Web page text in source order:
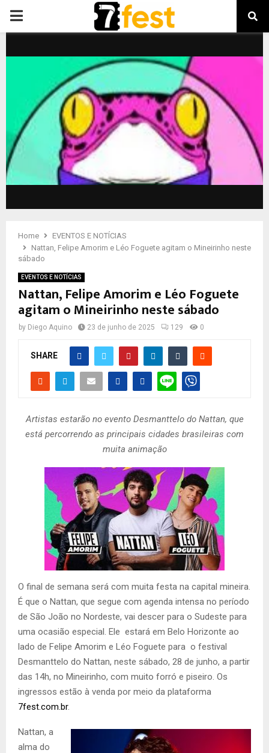
PRIMARY
Home
EVENTOS E NOTÍCIAS
Nattan, Felipe Amorim e Léo Foguete agitam o Mineirinho neste
sábado
EVENTOS E NOTÍCIAS
Nattan, Felipe Amorim e Léo Foguete
agitam o Mineirinho neste sábado
by Diego Aquino 23 de junho de 2025 129 0
SHARE
Artistas estarão no evento Desmanttelo do Nattan, que
está percorrendo as principais cidades brasileiras com
muita animação
O final de semana será com muita festa na capital mineira.
É que o Nattan, que segue com agenda intensa no período
de São João no Nordeste, vai descer para o Sudeste para
uma ocasião especial. Ele estará em Belo Horizonte ao
lado de Felipe Amorim e Léo Foguete para o festival
Desmanttelo do Nattan, neste sábado, 28 de junho, a partir
das 14h, no Mineirinho, com muito forró e piseiro. Os
ingressos estão à venda por meio da plataforma
7fest.com.br.
Nattan, a
alma do